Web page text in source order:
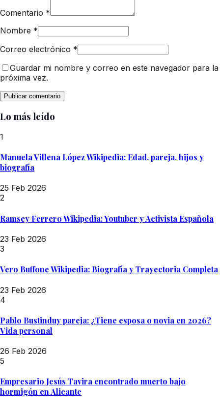
Comentario *
Nombre *
Correo electrónico *
Guardar mi nombre y correo en este navegador para la
próxima vez.
Lo más leído
1
Manuela Villena López Wikipedia: Edad, pareja, hijos y
biografía
25 Feb 2026
2
Ramsey Ferrero Wikipedia: Youtuber y Activista Española
23 Feb 2026
3
Vero Buffone Wikipedia: Biografía y Trayectoria Completa
23 Feb 2026
4
Pablo Bustinduy pareja: ¿Tiene esposa o novia en 2026?
Vida personal
26 Feb 2026
5
Empresario Jesús Tavira encontrado muerto bajo
hormigón en Alicante